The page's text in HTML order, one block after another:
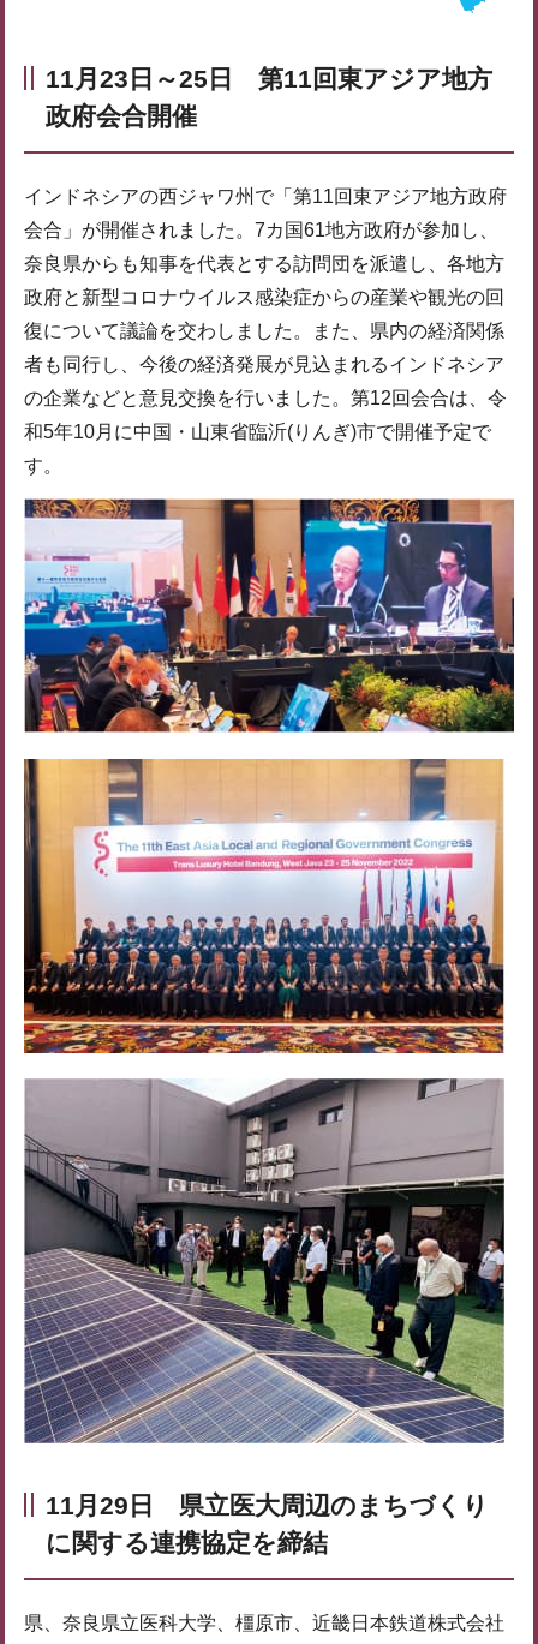
11月23日～25日 第11回東アジア地方
政府会合開催
インドネシアの西ジャワ州で「第11回東アジア地方政府
会合」が開催されました。7カ国61地方政府が参加し、
奈良県からも知事を代表とする訪問団を派遣し、各地方
政府と新型コロナウイルス感染症からの産業や観光の回
復について議論を交わしました。また、県内の経済関係
者も同行し、今後の経済発展が見込まれるインドネシア
の企業などと意見交換を行いました。第12回会合は、令
和5年10月に中国・山東省臨沂(りんぎ)市で開催予定で
す。
11月29日 県立医大周辺のまちづくり
に関する連携協定を締結
県、奈良県立医科大学、橿原市、近畿日本鉄道株式会社